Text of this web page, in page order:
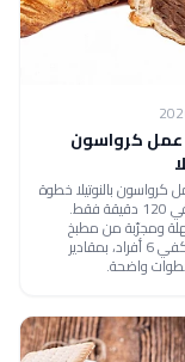
كرواسون
كرواسون بالنوتيلا خطوة
بخطوة وفي 120 دقيقة فقط.
ومجرّبة من مطبخ
دلوقتي تكفي 6 أفراد، بمقادير
واضحة.